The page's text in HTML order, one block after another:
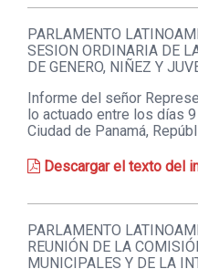
PARLAMENTO
SESION ORDINARIA DE
DE GENERO, NIÑEZ Y
Informe del señor
lo actuado entre los días
Ciudad de Panamá,
Descargar el texto del
PARLAMENTO
REUNIÓN DE LA
MUNICIPALES Y DE LA